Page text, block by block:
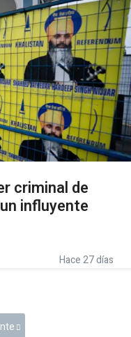
criminal de
influyente
Hace 27 días